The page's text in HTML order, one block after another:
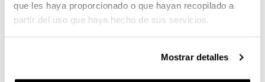
que les haya proporcionado o que hayan recopilado a
partir del uso que haya hecho de sus servicios.
Mostrar detalles
Técnicas e instrumentos de diagnóstico: Propiedades y
criterios de análisis.
Elaboración de informe. Síntesis y comunicación de